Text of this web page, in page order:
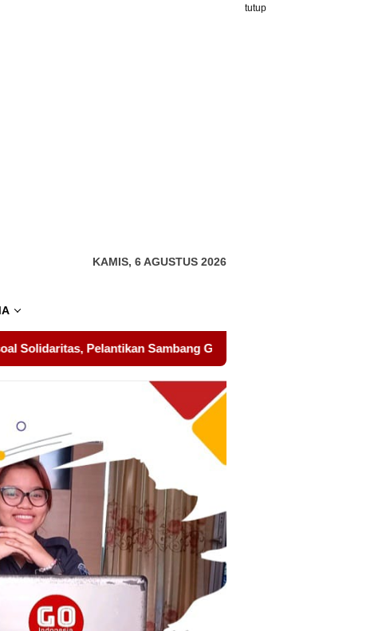
tutup
KAMIS, 6 AGUSTUS 2026
Gagak Hitam Jadi Sinyal Kekuatan Baru